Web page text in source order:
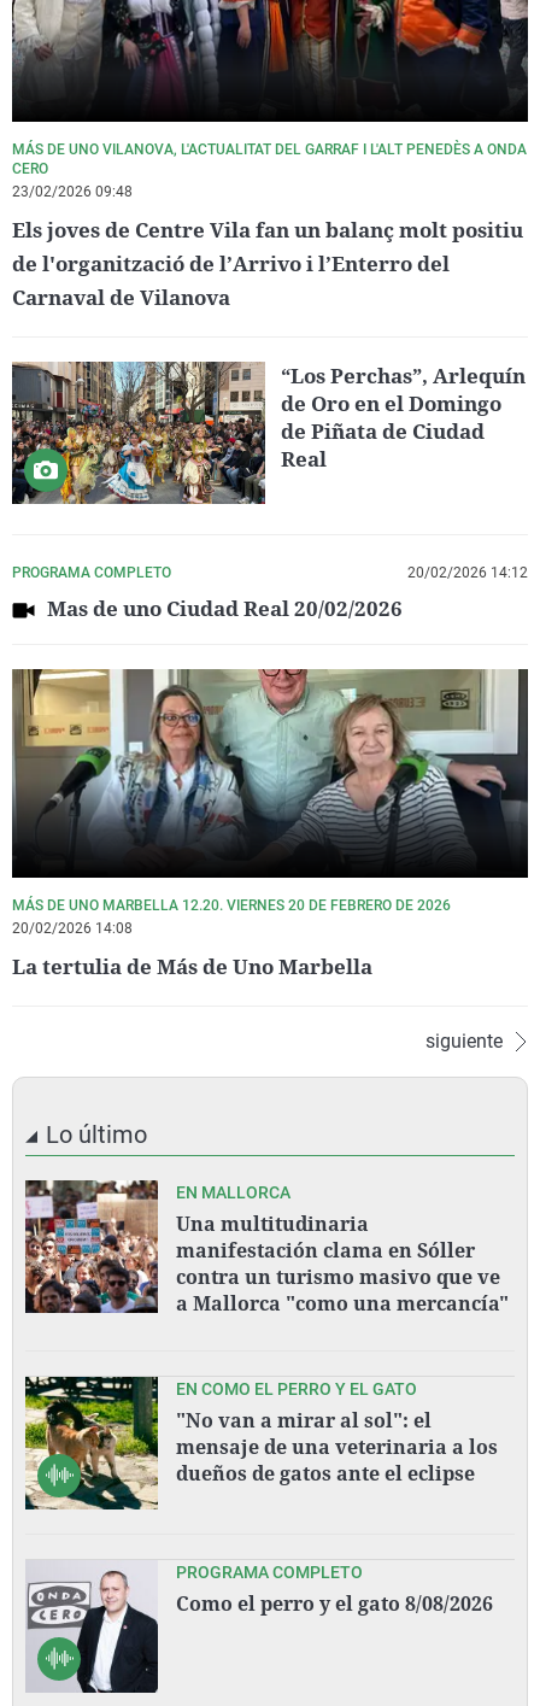
MÁS DE UNO VILANOVA, L'ACTUALITAT DEL GARRAF I L'ALT PENEDÈS A ONDA
CERO
23/02/2026 09:48
Els joves de Centre Vila fan un balanç molt positiu
de l'organització de l’Arrivo i l’Enterro del
Carnaval de Vilanova
“Los Perchas”, Arlequín
de Oro en el Domingo
de Piñata de Ciudad
Real
PROGRAMA COMPLETO 20/02/2026 14:12
Mas de uno Ciudad Real 20/02/2026
MÁS DE UNO MARBELLA 12.20. VIERNES 20 DE FEBRERO DE 2026
20/02/2026 14:08
La tertulia de Más de Uno Marbella
siguiente
Lo último
EN MALLORCA
Una multitudinaria
manifestación clama en Sóller
contra un turismo masivo que ve
a Mallorca "como una mercancía"
EN COMO EL PERRO Y EL GATO
"No van a mirar al sol": el
mensaje de una veterinaria a los
dueños de gatos ante el eclipse
PROGRAMA COMPLETO
Como el perro y el gato 8/08/2026